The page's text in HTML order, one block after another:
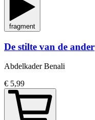
fragment
De stilte van de ander
Abdelkader Benali
€ 5,99